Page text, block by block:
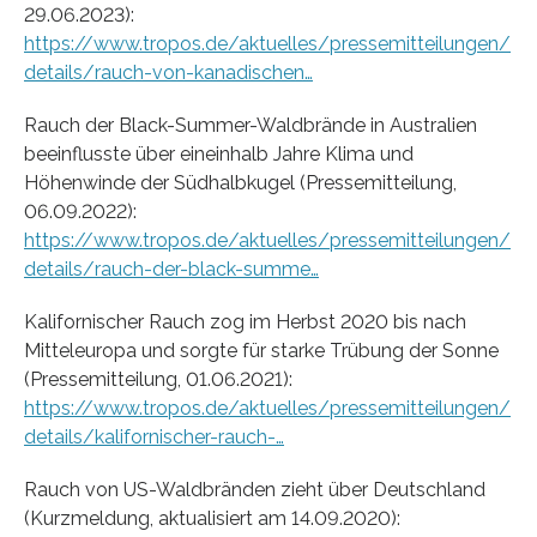
29.06.2023):
https://www.tropos.de/aktuelles/pressemitteilungen/
details/rauch-von-kanadischen…
Rauch der Black-Summer-Waldbrände in Australien
beeinflusste über eineinhalb Jahre Klima und
Höhenwinde der Südhalbkugel (Pressemitteilung,
06.09.2022):
https://www.tropos.de/aktuelles/pressemitteilungen/
details/rauch-der-black-summe…
Kalifornischer Rauch zog im Herbst 2020 bis nach
Mitteleuropa und sorgte für starke Trübung der Sonne
(Pressemitteilung, 01.06.2021):
https://www.tropos.de/aktuelles/pressemitteilungen/
details/kalifornischer-rauch-…
Rauch von US-Waldbränden zieht über Deutschland
(Kurzmeldung, aktualisiert am 14.09.2020):